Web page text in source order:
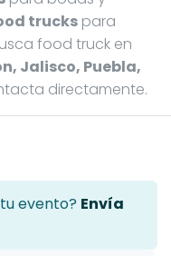
trucks para
food truck en
Jalisco, Puebla,
directamente.
evento? Envía